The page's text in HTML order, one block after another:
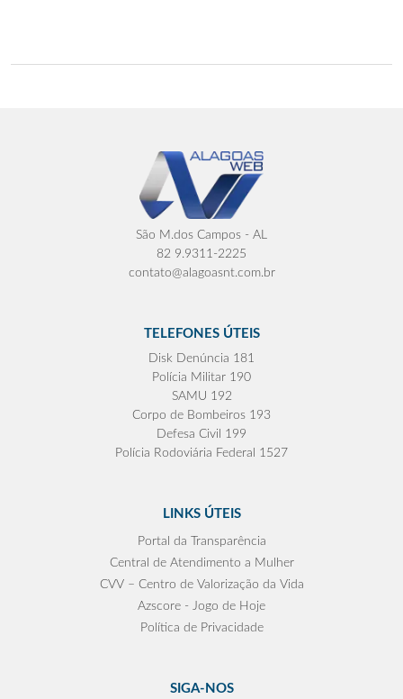
São M.dos Campos - AL
82 9.9311-2225
contato@alagoasnt.com.br
TELEFONES ÚTEIS
Disk Denúncia 181
Polícia Militar 190
SAMU 192
Corpo de Bombeiros 193
Defesa Civil 199
Polícia Rodoviária Federal 1527
LINKS ÚTEIS
Portal da Transparência
Central de Atendimento a Mulher
CVV – Centro de Valorização da Vida
Azscore - Jogo de Hoje
Política de Privacidade
SIGA-NOS